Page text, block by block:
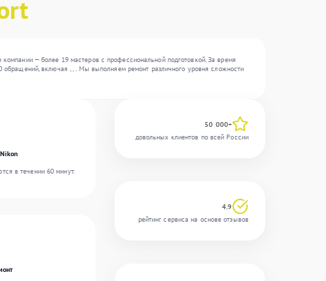
— более 19 мастеров с профессиональной подготовкой. За время
включая , , . Мы выполняем ремонт различного уровня сложности
в течении 60 минут.
50 000+
довольных клиентов по всей России
4.9
рейтинг сервиса на основе отзывов